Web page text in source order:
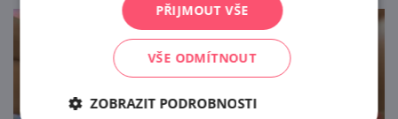
PŘIJMOUT VŠE
VŠE ODMÍTNOUT
ZOBRAZIT PODROBNOSTI